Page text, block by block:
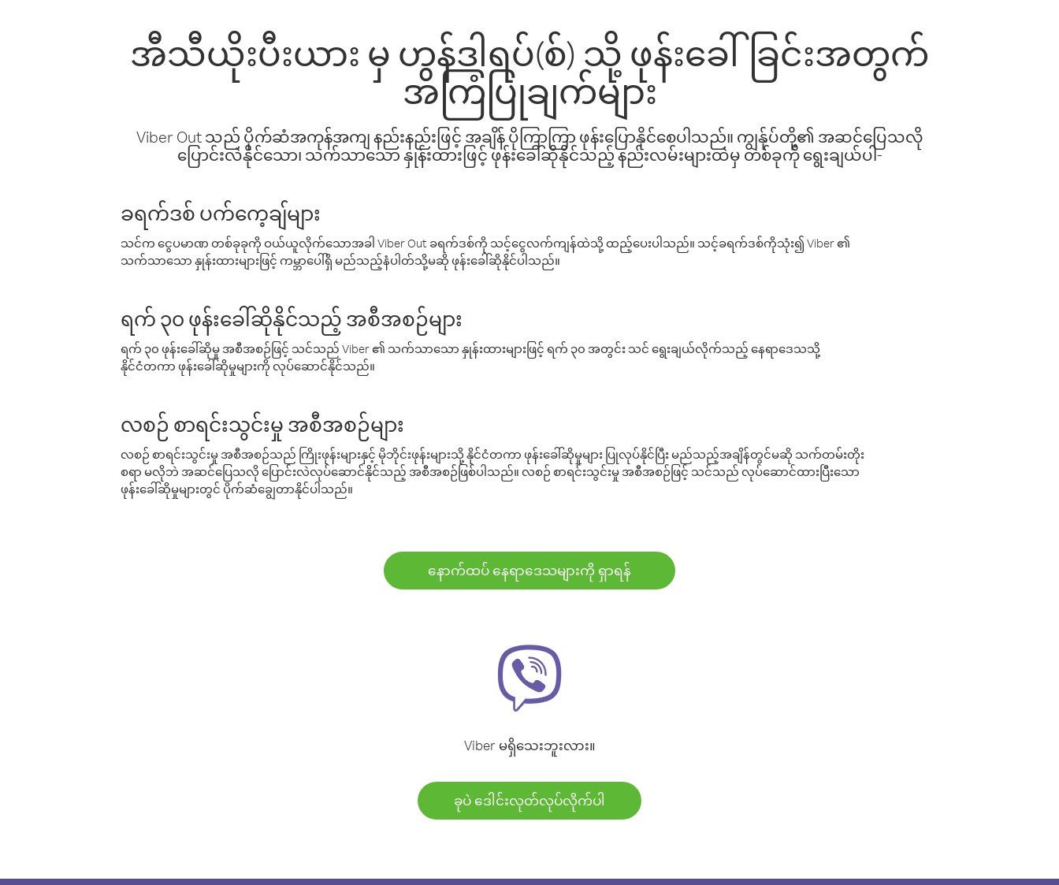
အီသီယိုးပီးယား မှ ဟွန်ဒါရပ်(စ်) သို့ ဖုန်းခေါ်ခြင်းအတွက်
အကြံပြုချက်များ
Viber Out သည် ပိုက်ဆံအကုန်အကျ နည်းနည်းဖြင့် အချိန် ပိုကြာကြာ ဖုန်းပြောနိုင်စေပါသည်။ ကျွန်ုပ်တို့၏ အဆင်ပြေသလို
ပြောင်းလဲနိုင်သော၊ သက်သာသော နှုန်းထားဖြင့် ဖုန်းခေါ်ဆိုနိုင်သည့် နည်းလမ်းများထဲမှ တစ်ခုကို ရွေးချယ်ပါ-
ခရက်ဒစ် ပက်ကေ့ချ်များ
သင်က ငွေပမာဏ တစ်ခုခုကို ဝယ်ယူလိုက်သောအခါ Viber Out ခရက်ဒစ်ကို သင့်ငွေလက်ကျန်ထဲသို့ ထည့်ပေးပါသည်။ သင့်ခရက်ဒစ်ကိုသုံး၍ Viber ၏
သက်သာသော နှုန်းထားများဖြင့် ကမ္ဘာပေါ်ရှိ မည်သည့်နံပါတ်သို့မဆို ဖုန်းခေါ်ဆိုနိုင်ပါသည်။
ရက် ၃၀ ဖုန်းခေါ်ဆိုနိုင်သည့် အစီအစဉ်များ
ရက် ၃၀ ဖုန်းခေါ်ဆိုမှု အစီအစဉ်ဖြင့် သင်သည် Viber ၏ သက်သာသော နှုန်းထားများဖြင့် ရက် ၃၀ အတွင်း သင် ရွေးချယ်လိုက်သည့် နေရာဒေသသို့
နိုင်ငံတကာ ဖုန်းခေါ်ဆိုမှုများကို လုပ်ဆောင်နိုင်သည်။
လစဉ် စာရင်းသွင်းမှု အစီအစဉ်များ
လစဉ် စာရင်းသွင်းမှု အစီအစဉ်သည် ကြိုးဖုန်းများနှင့် မိုဘိုင်းဖုန်းများသို့ နိုင်ငံတကာ ဖုန်းခေါ်ဆိုမှုများ ပြုလုပ်နိုင်ပြီး မည်သည့်အချိန်တွင်မဆို သက်တမ်းတိုး
စရာ မလိုဘဲ အဆင်ပြေသလို ပြောင်းလဲလုပ်ဆောင်နိုင်သည့် အစီအစဉ်ဖြစ်ပါသည်။ လစဉ် စာရင်းသွင်းမှု အစီအစဉ်ဖြင့် သင်သည် လုပ်ဆောင်ထားပြီးသော
ဖုန်းခေါ်ဆိုမှုများတွင် ပိုက်ဆံချွေတာနိုင်ပါသည်။
နောက်ထပ် နေရာဒေသများကို ရှာရန်
Viber မရှိသေးဘူးလား။
ခုပဲ ဒေါင်းလုတ်လုပ်လိုက်ပါ